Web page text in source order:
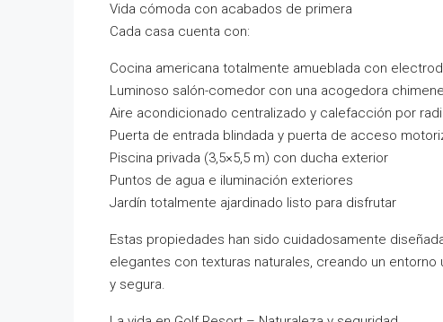
Vida cómoda con acabados de primera
Cada casa cuenta con:
Cocina americana totalmente amueblada con
Luminoso salón-comedor con una acogedora
Aire acondicionado centralizado y calefacción por
Puerta de entrada blindada y puerta de acceso
Piscina privada (3,5×5,5 m) con ducha exterior
Puntos de agua e iluminación exteriores
Jardín totalmente ajardinado listo para disfrutar
Estas propiedades han sido cuidadosamente
elegantes con texturas naturales, creando un
y segura.